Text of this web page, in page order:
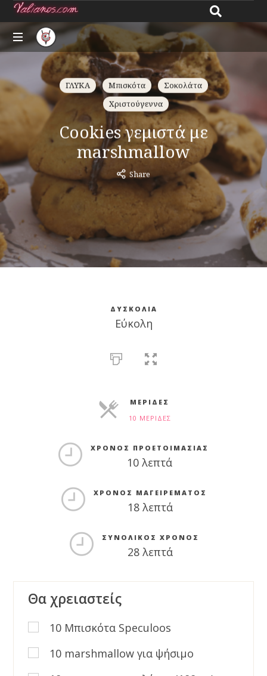
Giannos
Valianos
about
recipes
ΓΛΥΚΑ Μπισκότα
Σοκολάτα
Χριστούγεννα
Cookies γεμιστά με
marshmallow
Share
ΔΥΣΚΟΛΊΑ
Εύκολη
ΜΕΡΊΔΕΣ
10 ΜΕΡΊΔΕΣ
ΧΡΌΝΟΣ ΠΡΟΕΤΟΙΜΑΣΊΑΣ
10 λεπτά
ΧΡΌΝΟΣ ΜΑΓΕΙΡΈΜΑΤΟΣ
18 λεπτά
ΣΥΝΟΛΙΚΌΣ ΧΡΌΝΟΣ
28 λεπτά
Θα χρειαστείς
10 Μπισκότα Speculoos
10 marshmallow για ψήσιμο